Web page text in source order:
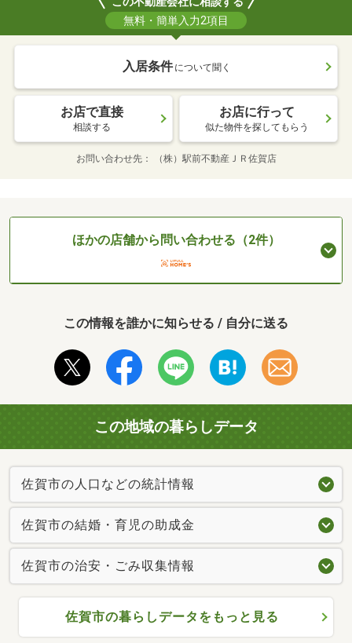
無料・簡単入力2項目
入居条件 について聞く
お店で直接
相談する
お店に行って
似た物件を探してもらう
お問い合わせ先 （株）駅前不動産ＪＲ佐賀店
ほかの店舗から問い合わせる（2件）
この情報を誰かに知らせる / 自分に送る
この地域の暮らしデータ
佐賀市の人口などの統計情報
佐賀市の結婚・育児の助成金
佐賀市の治安・ごみ収集情報
佐賀市の暮らしデータをもっと見る